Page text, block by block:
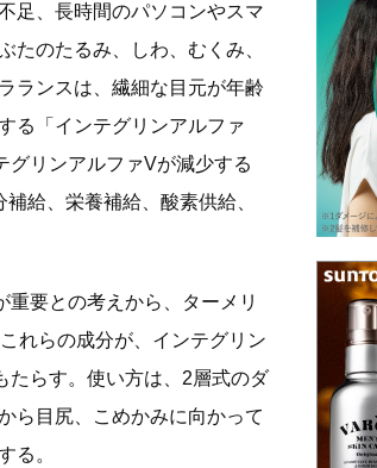
足、長時間のパソコンやスマ
たのたるみ、しわ、むくみ、
ランスは、繊細な目元が年齢
る「インテグリンアルファ
グリンアルファVが減少する
給、栄養補給、酸素供給、
要との考えから、ターメリ
れらの成分が、インテグリン
たらす。使い方は、2層式のダ
ら目尻、こめかみに向かって
る。